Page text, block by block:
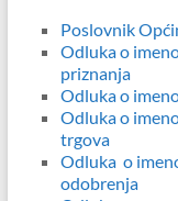
Poslovnik
Odluka o
priznanja
Odluka o
Odluka o
trgova
Odluka o
odobrenja